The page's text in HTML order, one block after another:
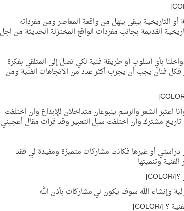
أو التاريخية يبقى ينهل من واقعة المعاصر ومن مفرداته
القديمة بجانب مفردات الواقع المختزلة الحديثة من اجل
بأي أسلوب أو طريقة فنية لكي تصل إلى المتلقي بفكرة
فنان يجب أن يجرب أكثر عدد من الاتجاهات الفنية ومن
اعتبر الشعر والرسم ينبوعان متداخلان للإبداع وان اختلفت
تاريخ مشترك وأن اختلفت سبل التعبير وقد قرأت مقال أعجبني
أو غيرها فكانت مشاركات متميزة ومفيدة لي فقد
وتنميتها
وإنشاء الله سوف يكون لي مشاركات بأذن الله